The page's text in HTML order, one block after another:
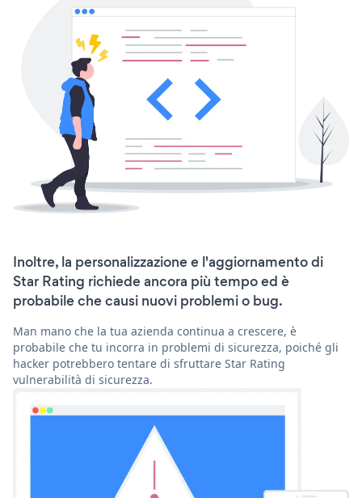
Inoltre, la personalizzazione e l'aggiornamento di
Star Rating richiede ancora più tempo ed è
probabile che causi nuovi problemi o bug.
Man mano che la tua azienda continua a crescere, è
probabile che tu incorra in problemi di sicurezza, poiché gli
hacker potrebbero tentare di sfruttare Star Rating
vulnerabilità di sicurezza.